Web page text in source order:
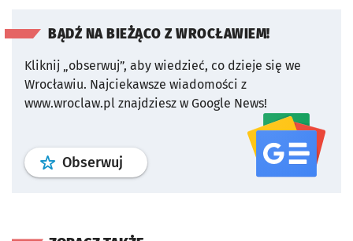
BĄDŹ NA BIEŻĄCO Z WROCŁAWIEM!
Kliknij „obserwuj”, aby wiedzieć, co dzieje się we
Wrocławiu. Najciekawsze wiadomości z
www.wroclaw.pl znajdziesz w Google News!
Obserwuj profil serwisu